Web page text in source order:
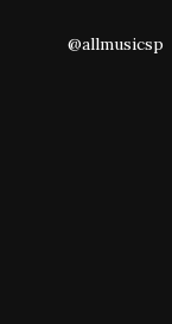
@allmusicsp